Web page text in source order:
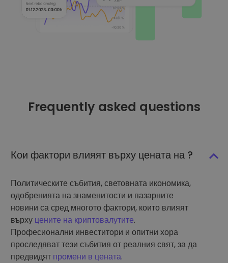
Frequently asked questions
Кои фактори влияят върху цената на ?
Политическите събития, световната икономика,
одобренията на знаменитости и пазарните
новини са сред многото фактори, които влияят
върху цените на криптовалутите.
Професионални инвеститори и опитни хора
проследяват тези събития от реалния свят, за да
предвидят промени в цената.